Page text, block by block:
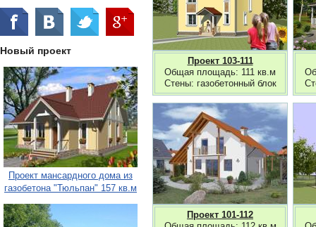
Новый проект
Проект мансардного дома из
газобетона "Тюльпан" 157 кв.м
Проект 103-111
Общая площадь: 111 кв.м
Стены: газобетонный блок
Проект 101-112